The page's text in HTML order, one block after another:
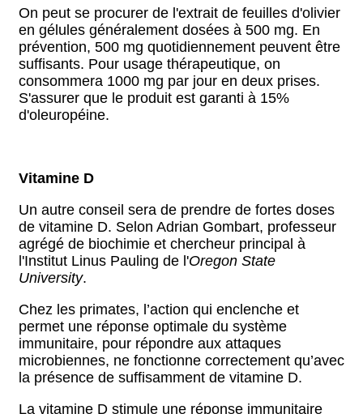
On peut se procurer de l'extrait de feuilles d'olivier
en gélules généralement dosées à 500 mg. En
prévention, 500 mg quotidiennement peuvent être
suffisants. Pour usage thérapeutique, on
consommera 1000 mg par jour en deux prises.
S'assurer que le produit est garanti à 15%
d'oleuropéine.
Vitamine D
Un autre conseil sera de prendre de fortes doses
de vitamine D. Selon Adrian Gombart, professeur
agrégé de biochimie et chercheur principal à
l'Institut Linus Pauling de l'Oregon State
University.
Chez les primates, l’action qui enclenche et
permet une réponse optimale du système
immunitaire, pour répondre aux attaques
microbiennes, ne fonctionne correctement qu’avec
la présence de suffisamment de vitamine D.
La vitamine D stimule une réponse immunitaire